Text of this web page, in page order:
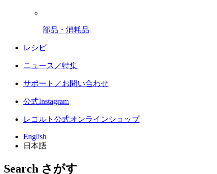
部品・消耗品
レシピ
ニュース／特集
サポート／お問い合わせ
公式Instagram
レコルト公式オンラインショップ
English
日本語
Search さがす